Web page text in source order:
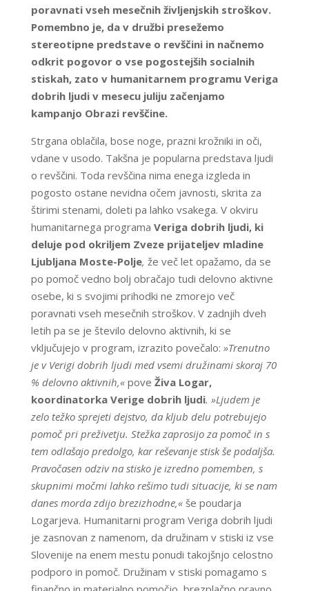
poravnati vseh mesečnih življenjskih stroškov.
Pomembno je, da v družbi presežemo
stereotipne predstave o revščini in načnemo
odkrit pogovor o vse pogostejših socialnih
stiskah, zato v humanitarnem programu Veriga
dobrih ljudi v mesecu juliju začenjamo
kampanjo Obrazi revščine.
Strgana oblačila, bose noge, prazni krožniki in oči,
vdane v usodo. Takšna je popularna predstava ljudi
o revščini. Toda revščina nima enega izgleda in
pogosto ostane nevidna očem javnosti, skrita za
štirimi stenami, doleti pa lahko vsakega. V okviru
humanitarnega programa Veriga dobrih ljudi, ki
deluje pod okriljem Zveze prijateljev mladine
Ljubljana Moste-Polje, že več let opažamo, da se
po pomoč vedno bolj obračajo tudi delovno aktivne
osebe, ki s svojimi prihodki ne zmorejo več
poravnati vseh mesečnih stroškov. V zadnjih dveh
letih pa se je število delovno aktivnih, ki se
vključujejo v program, izrazito povečalo: »Trenutno
je v Verigi dobrih ljudi med vsemi družinami skoraj 70
% delovno aktivnih,«pove Živa Logar,
koordinatorka Verige dobrih ljudi. »Ljudem je
zelo težko sprejeti dejstvo, da kljub delu potrebujejo
pomoč pri preživetju. Stežka zaprosijo za pomoč in s
tem odlašajo predolgo, kar reševanje stisk še podaljša.
Pravočasen odziv na stisko je izredno pomemben, s
skupnimi močmi lahko rešimo tudi situacije, ki se nam
danes morda zdijo brezizhodne,« še poudarja
Logarjeva. Humanitarni program Veriga dobrih ljudi
je zasnovan z namenom, da družinam v stiski iz vse
Slovenije na enem mestu ponudi takojšnjo celostno
podporo in pomoč. Družinam v stiski pomagamo s